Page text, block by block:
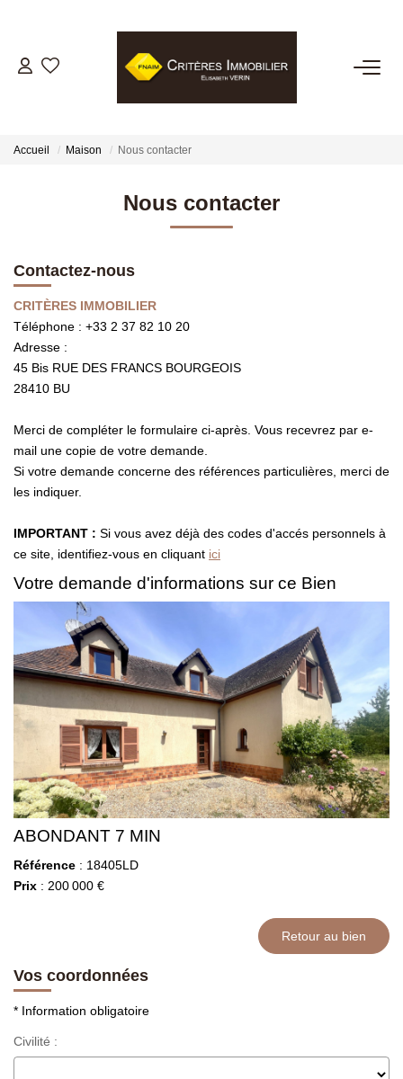
LOCATIONS
GESTION LOCATIVE
BIENS VENDUS
NOTRE AGENCE
Notre Équipe
EXTRANET
Accueil Maison Nous contacter
Nous contacter
Contactez-nous
CRITÈRES IMMOBILIER
Téléphone : +33 2 37 82 10 20
Adresse :
45 Bis RUE DES FRANCS BOURGEOIS
28410 BU
Merci de compléter le formulaire ci-après. Vous recevrez par e-
mail une copie de votre demande.
Si votre demande concerne des références particulières, merci de
les indiquer.
IMPORTANT : Si vous avez déjà des codes d'accés personnels à
ce site, identifiez-vous en cliquant ici
Votre demande d'informations sur ce Bien
ABONDANT 7 MIN
Référence : 18405LD
Prix : 200 000 €
Retour au bien
Vos coordonnées
* Information obligatoire
Civilité :